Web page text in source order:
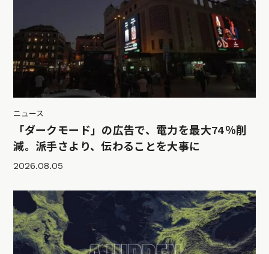
ニュース
「ダークモード」の広告で、電力を最大74％削
減。派手さより、伝わることを大事に
2026.08.05